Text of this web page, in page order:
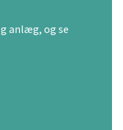
anlæg, og se